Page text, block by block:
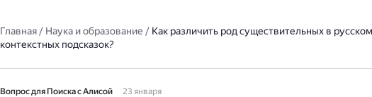
Главная/ Наука и образование / Как различить род существительных в
контекстных подсказок?
Вопрос для Поиска с Алисой
23 января